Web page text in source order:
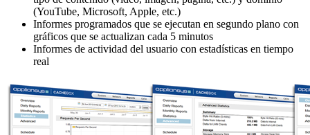
(YouTube, Microsoft, Apple, etc.)
Informes programados que se ejecutan en segundo plano con
gráficos que se actualizan cada 5 minutos
Informes de actividad del usuario con estadísticas en tiempo
real